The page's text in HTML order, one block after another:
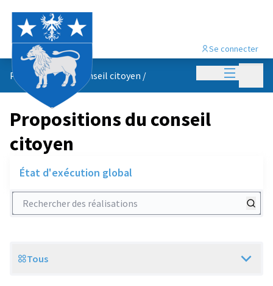
Menu
Se connecter
Propositions du conseil citoyen /
Propositions du conseil
citoyen
État d'exécution global
Rechercher des réalisations
Scope
Tous